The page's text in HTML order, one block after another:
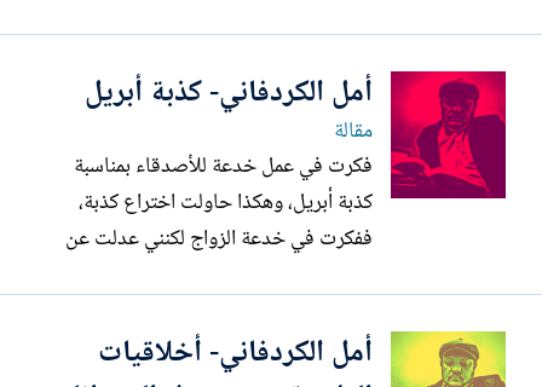
من هذه الناحية، خاصة في الرسم
والموسيقى. أما الأدب فإن مشوار الذكاء
الاصطناعي فيه طويل قليلاً، والسبب...
أمل الكردفاني- كذبة أبريل
مقالة
فكرت في عمل خدعة للأصدقاء بمناسبة
كذبة أبريل، وهكذا حاولت اختراع كذبة،
ففكرت في خدعة الزواج لكنني عدلت عن
أقوم به، لكنني وجدتها كذبة أكبر من أن
أمل الكردفاني- أخلاقيات